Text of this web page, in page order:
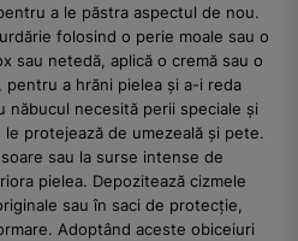
a le păstra aspectul de nou.
folosind o perie moale sau o
sau netedă, aplică o cremă sau o
a hrăni pielea și a-i reda
năbucul necesită perii speciale și
protejează de umezeală și pete.
sau la surse intense de
pielea. Depozitează cizmele
sau în saci de protecție,
Adoptând aceste obiceiuri